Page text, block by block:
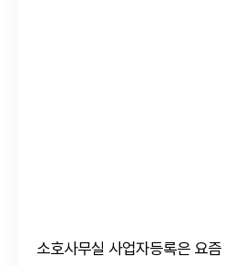
소호사무실 사업자등록은 요